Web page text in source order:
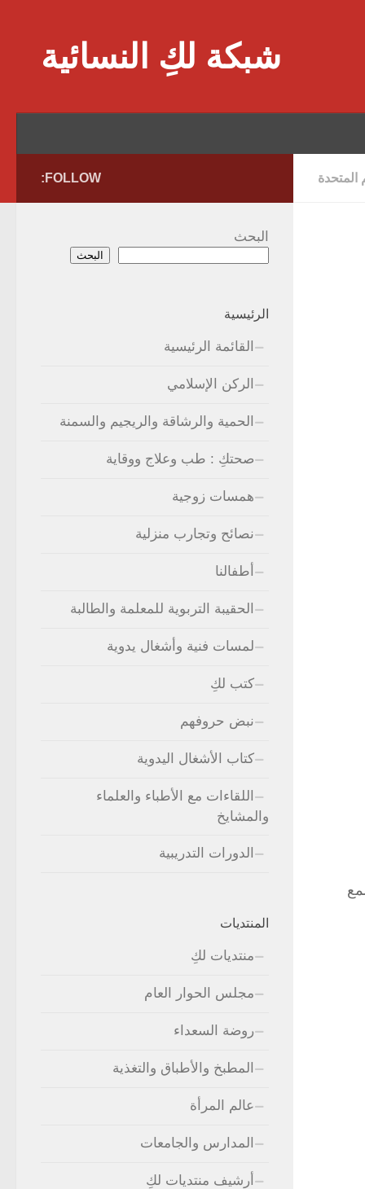
شبكة لكِ النسائية
المتحدة FOLLOW:
البحث
البحث
الرئيسية
القائمة الرئيسية
الركن الإسلامي
الحمية والرشاقة والريجيم والسمنة
صحتكِ : طب وعلاج ووقاية
همسات زوجية
نصائح وتجارب منزلية
أطفالنا
الحقيبة التربوية للمعلمة والطالبة
لمسات فنية وأشغال يدوية
كتب لكِ
نبض حروفهم
كتاب الأشغال اليدوية
اللقاءات مع الأطباء والعلماء
والمشايخ
الدورات التدريبية
المنتديات
منتديات لكِ
مجلس الحوار العام
روضة السعداء
المطبخ والأطباق والتغذية
عالم المرأة
المدارس والجامعات
أرشيف منتديات لكِ